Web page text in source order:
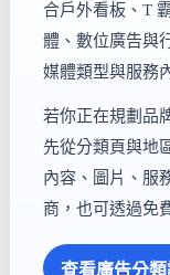
合戶外看板、T
體、數位廣告與
媒體類型與服務
若你正在規劃品
先從分類頁與地
內容、圖片、服
商，也可透過免
查看廣告分類